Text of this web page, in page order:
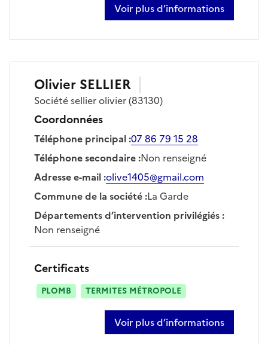
Voir plus d’informations
sur mickael hautreux
Olivier SELLIER
Sociétésellier olivier(83130)
Coordonnées
Téléphone principal:07 86 79 15 28
Téléphone secondaire:Non renseigné
Adresse e-mail:olive1405@gmail.com
Commune de la société:La Garde
Départements d’intervention privilégiés:
Non renseigné
Certificats
PLOMB TERMITES MÉTROPOLE
Voir plus d’informations
sur olivier sellier